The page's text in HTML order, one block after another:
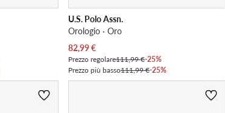
U.S. Polo Assn.
Orologio · Oro
Prezzo attuale
82,99€
Prezzo regolare111,99 €-25%
Prezzo più basso111,99 €-25%